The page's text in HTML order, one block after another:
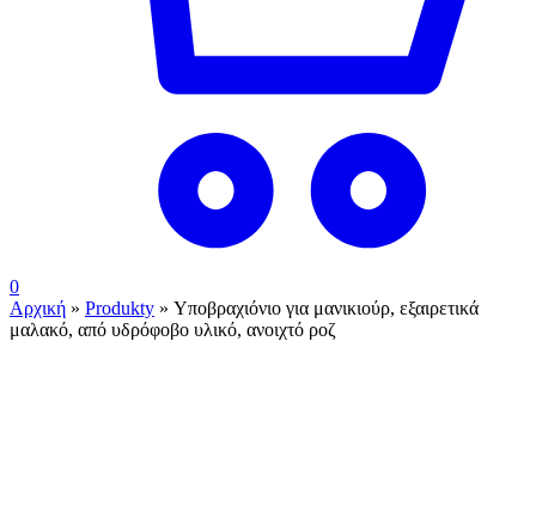
0
Αρχική » Produkty » Υποβραχιόνιο για μανικιούρ, εξαιρετικά
μαλακό, από υδρόφοβο υλικό, ανοιχτό ροζ